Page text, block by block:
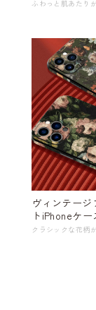
ヴィンテー
トiPhoneケ